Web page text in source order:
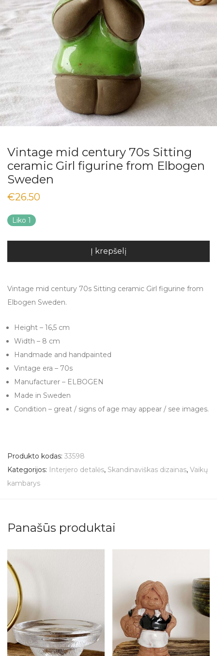
Vintage mid century 70s Sitting
ceramic Girl figurine from Elbogen
Sweden
€26.50
Liko 1
Į krepšelį
Vintage mid century 70s Sitting ceramic Girl figurine from
Elbogen Sweden.
Height – 16,5 cm
Width – 8 cm
Handmade and handpainted
Vintage era – 70s
Manufacturer – ELBOGEN
Made in Sweden
Condition – great / signs of age may appear / see images.
Produkto kodas: 33598
Kategorijos: Interjero detalės, Skandinaviškas dizainas, Vaikų
kambarys
Panašūs produktai